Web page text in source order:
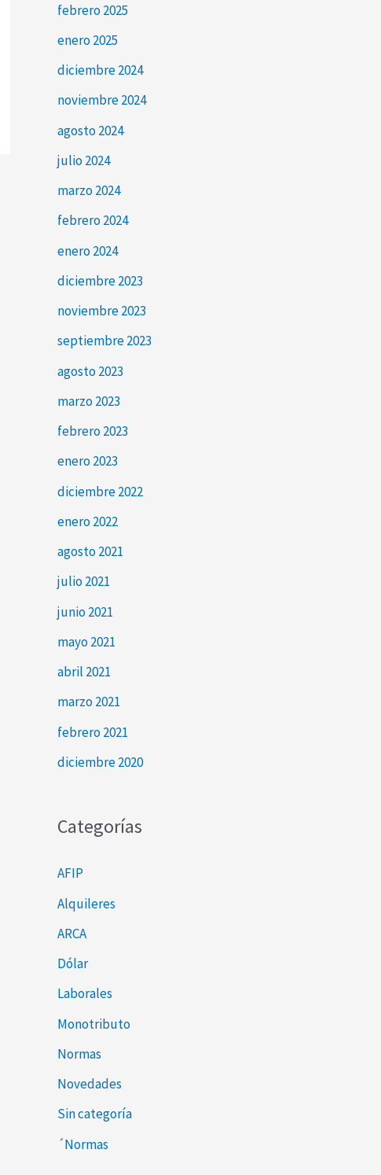
febrero 2025
enero 2025
diciembre 2024
noviembre 2024
agosto 2024
julio 2024
marzo 2024
febrero 2024
enero 2024
diciembre 2023
noviembre 2023
septiembre 2023
agosto 2023
marzo 2023
febrero 2023
enero 2023
diciembre 2022
enero 2022
agosto 2021
julio 2021
junio 2021
mayo 2021
abril 2021
marzo 2021
febrero 2021
diciembre 2020
Categorías
AFIP
Alquileres
ARCA
Dólar
Laborales
Monotributo
Normas
Novedades
Sin categoría
´Normas